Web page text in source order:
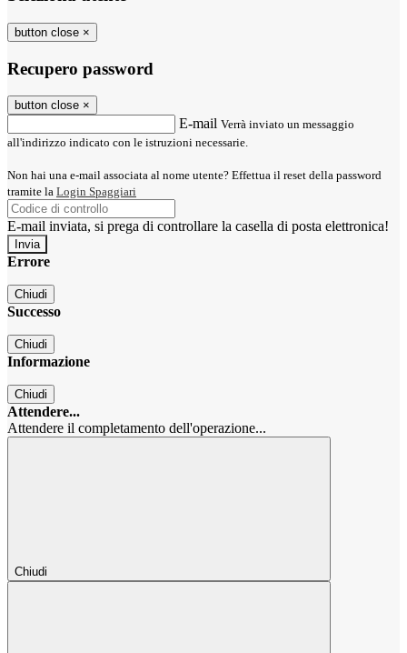
button close ×
Recupero password
button close ×
E-mail Verrà inviato un messaggio
all'indirizzo indicato con le istruzioni necessarie.
Non hai una e-mail associata al nome utente? Effettua il reset della password
tramite la Login Spaggiari
E-mail inviata, si prega di controllare la casella di posta elettronica!
Errore
Chiudi
Successo
Chiudi
Informazione
Chiudi
Attendere...
Attendere il completamento dell'operazione...
Chiudi